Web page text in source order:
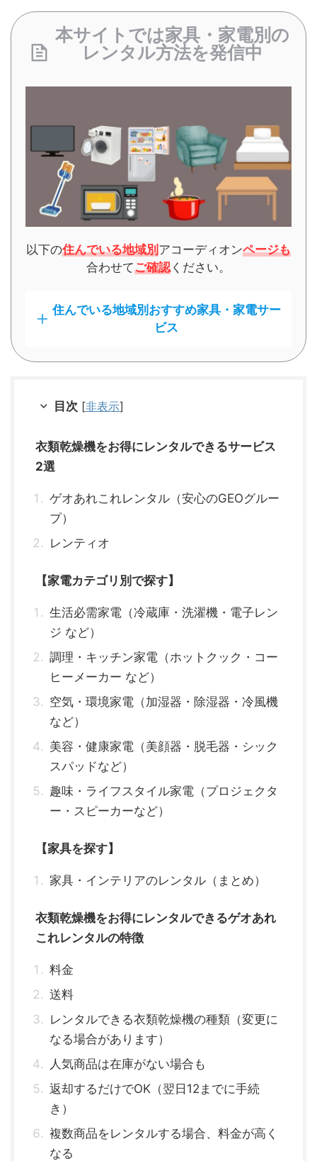
本サイトでは家具・家電別の
レンタル方法を発信中
以下の住んでいる地域別アコーディオンページも
合わせてご確認 ください。
住んでいる地域別おすすめ家具・家電サー
ビス
目次 [非表示]
衣類乾燥機をお得にレンタルできるサービス
2選
ゲオあれこれレンタル（安心のGEOグルー
プ）
レンティオ
【家電カテゴリ別で探す】
生活必需家電（冷蔵庫・洗濯機・電子レン
ジ など）
調理・キッチン家電（ホットクック・コー
ヒーメーカー など）
空気・環境家電（加湿器・除湿器・冷風機
など）
美容・健康家電（美顔器・脱毛器・シック
スパッドなど）
趣味・ライフスタイル家電（プロジェクタ
ー・スピーカーなど）
【家具を探す】
家具・インテリアのレンタル（まとめ）
衣類乾燥機をお得にレンタルできるゲオあれ
これレンタルの特徴
料金
送料
レンタルできる衣類乾燥機の種類（変更に
なる場合があります）
人気商品は在庫がない場合も
返却するだけでOK（翌日12までに手続
き）
複数商品をレンタルする場合、料金が高く
なる